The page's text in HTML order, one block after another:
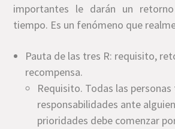
importantes le darán un
tiempo. Es un fenómeno que
Pauta de las tres R: requisito,
recompensa.
Requisito. Todas las
responsabilidades ante
prioridades debe comenzar